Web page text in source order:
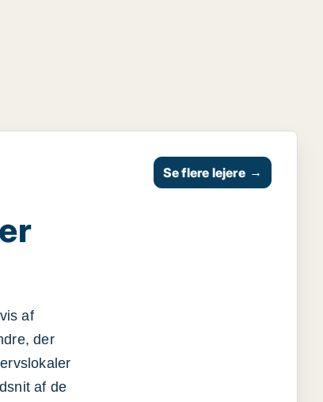
af
der
af de
Se flere lejere →